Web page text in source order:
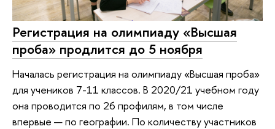
Регистрация на олимпиаду «Высшая
проба» продлится до 5 ноября
Началась регистрация на олимпиаду «Высшая проба»
для учеников 7-11 классов. В 2020/21 учебном году
она проводится по 26 профилям, в том числе
впервые — по географии. По количеству участников